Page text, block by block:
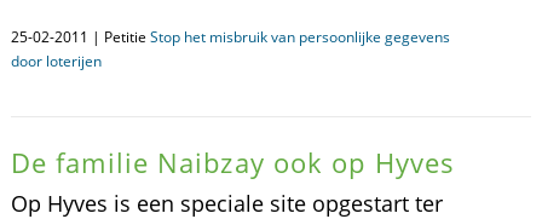
25-02-2011 | Petitie Stop het misbruik van persoonlijke gegevens
door loterijen
De familie Naibzay ook op Hyves
Op Hyves is een speciale site opgestart ter